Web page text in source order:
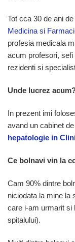
Tot cca 30 de ani
Medicina si
profesia medicala
acum profesori,
rezidenti si
Unde lucrez
In prezent imi
avand un cabinet de
hepatologie in
Ce bolnavi vin la
Cam 90% dintre
niciodata la mine la
care i-am urmarit si
spitalului).